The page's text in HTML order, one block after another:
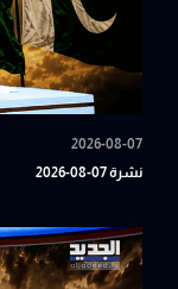
2026-08-07
نشرة 07-08-2026